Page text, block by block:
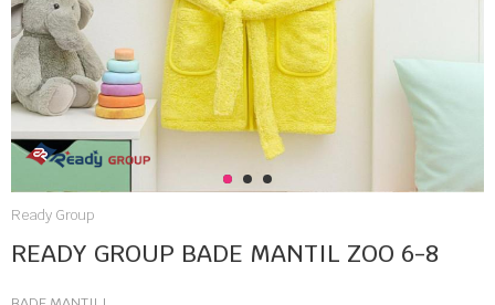
1 2 3
Ready Group
READY GROUP BADE MANTIL ZOO 6-8